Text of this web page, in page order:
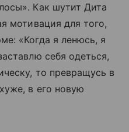
Как шутит Дита
мотивация для того,
«Когда я ленюсь, я
себя одеться,
то превращусь в
в его новую